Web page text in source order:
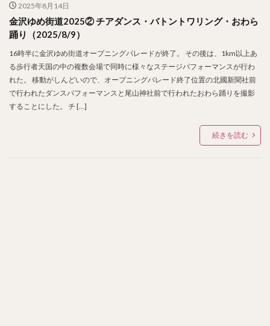
2025年8月14日
金沢ゆめ街道2025② チアダンス・バトントワリング・おわら
踊り（2025/8/9）
16時半に金沢ゆめ街道オープニングパレードが終了。 その後は、1km以上あ
る歩行者天国の中の複数会場で同時に様々なステージパフォーマンスが行わ
れた。 移動がしんどいので、オープニングパレード終了位置の北國新聞社前
で行われたダンスパフォーマンスと尾山神社前で行われたおわら踊りを撮影
することにした。 チ […]
続きを読む